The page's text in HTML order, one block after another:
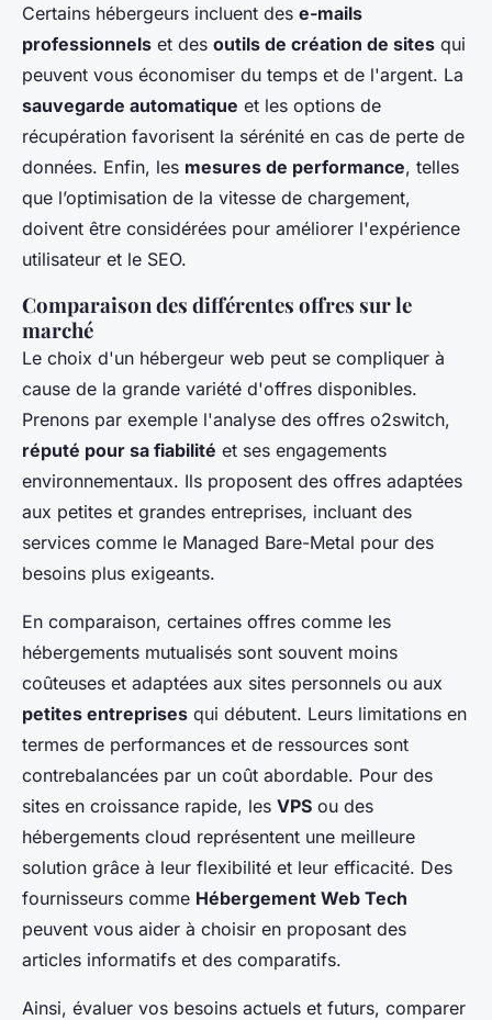
Certains hébergeurs incluent des e-mails
professionnels et des outils de création de sites qui
peuvent vous économiser du temps et de l'argent. La
sauvegarde automatique et les options de
récupération favorisent la sérénité en cas de perte de
données. Enfin, les mesures de performance, telles
que l’optimisation de la vitesse de chargement,
doivent être considérées pour améliorer l'expérience
utilisateur et le SEO.
Comparaison des différentes offres sur le
marché
Le choix d'un hébergeur web peut se compliquer à
cause de la grande variété d'offres disponibles.
Prenons par exemple l'analyse des offres o2switch,
réputé pour sa fiabilité et ses engagements
environnementaux. Ils proposent des offres adaptées
aux petites et grandes entreprises, incluant des
services comme le Managed Bare-Metal pour des
besoins plus exigeants.
En comparaison, certaines offres comme les
hébergements mutualisés sont souvent moins
coûteuses et adaptées aux sites personnels ou aux
petites entreprises qui débutent. Leurs limitations en
termes de performances et de ressources sont
contrebalancées par un coût abordable. Pour des
sites en croissance rapide, les VPS ou des
hébergements cloud représentent une meilleure
solution grâce à leur flexibilité et leur efficacité. Des
fournisseurs comme Hébergement Web Tech
peuvent vous aider à choisir en proposant des
articles informatifs et des comparatifs.
Ainsi, évaluer vos besoins actuels et futurs, comparer